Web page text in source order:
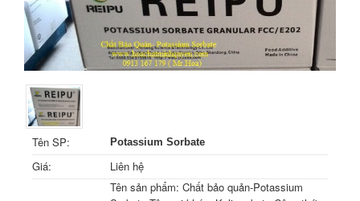
Tên SP: Potassium Sorbate
Giá: Liên hệ
Tên sản phẩm: Chất bảo quản-Potassium